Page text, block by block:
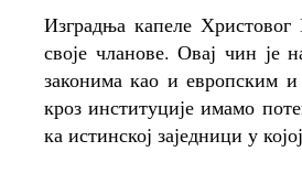
Изградња капеле
своје чланове. Овај чин је
законима као и европским
кроз институције имамо
ка истинској заједници у